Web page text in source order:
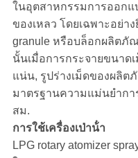
ในอุตสาหกรรมการออก
ของเหลว โดยเฉพาะอย่า
granule หรือบล็อกผลิตภั
นั้นเมื่อการกระจายขนาด
แน่น, รูปร่างเม็ดของผลิต
มาตรฐานความแม่นยํากา
สม.
การใช้เครื่องเป่าน้ํา
LPG rotary atomizer